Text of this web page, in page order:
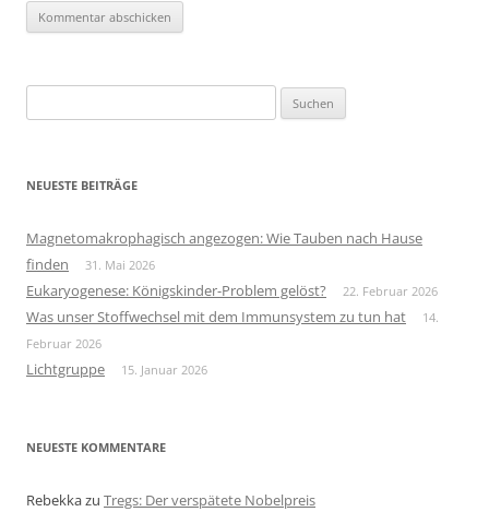
nach:
NEUESTE BEITRÄGE
Magnetomakrophagisch angezogen: Wie Tauben nach Hause
finden
31. Mai 2026
Eukaryogenese: Königskinder-Problem gelöst? 22. Februar 2026
Was unser Stoffwechsel mit dem Immunsystem zu tun hat
14.
Februar 2026
Lichtgruppe 15. Januar 2026
NEUESTE KOMMENTARE
Rebekkazu Tregs: Der verspätete Nobelpreis